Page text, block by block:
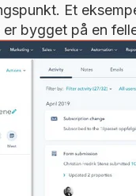
Et
bygget på en